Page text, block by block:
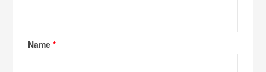
Name*